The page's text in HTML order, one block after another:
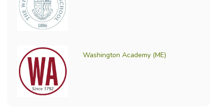
Washington Academy (ME)